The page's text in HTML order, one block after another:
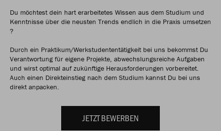
Du möchtest dein hart erarbeitetes Wissen aus dem Studium und
Kenntnisse über die neusten Trends endlich in die Praxis umsetzen
?
Durch ein Praktikum/Werkstudententätigkeit bei uns bekommst Du
Verantwortung für eigene Projekte, abwechslungsreiche Aufgaben
und wirst optimal auf zukünftige Herausforderungen vorbereitet.
Auch einen Direkteinstieg nach dem Studium kannst Du bei uns
direkt anpacken.
JETZT BEWERBEN